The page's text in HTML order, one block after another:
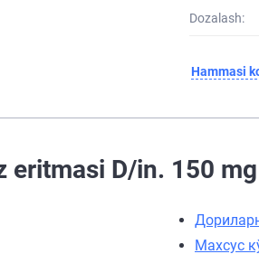
Dozalash:
Hammasi
eritmasi D/in. 150
Махсус